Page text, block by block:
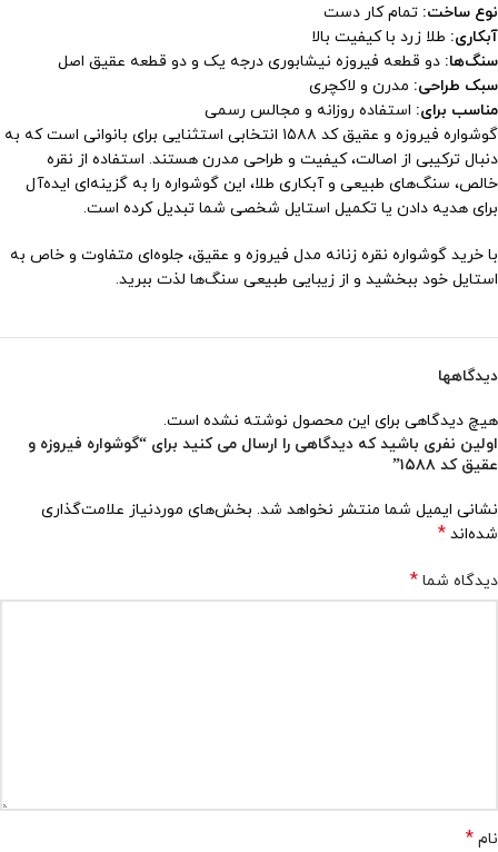
نوع ساخت: تمام کار دست
آبکاری: طلا زرد با کیفیت بالا
سنگ‌ها: دو قطعه فیروزه نیشابوری درجه یک و دو قطعه عقیق اصل
سبک طراحی: مدرن و لاکچری
مناسب برای: استفاده روزانه و مجالس رسمی
گوشواره فیروزه و عقیق کد ۱۵۸۸ انتخابی استثنایی برای بانوانی است که به
دنبال ترکیبی از اصالت، کیفیت و طراحی مدرن هستند. استفاده از نقره
خالص، سنگ‌های طبیعی و آبکاری طلا، این گوشواره را به گزینه‌ای ایده‌آل
برای هدیه دادن یا تکمیل استایل شخصی شما تبدیل کرده است.
با خرید گوشواره نقره زنانه مدل فیروزه و عقیق، جلوه‌ای متفاوت و خاص به
استایل خود ببخشید و از زیبایی طبیعی سنگ‌ها لذت ببرید.
دیدگاهها
هیچ دیدگاهی برای این محصول نوشته نشده است.
اولین نفری باشید که دیدگاهی را ارسال می کنید برای “گوشواره فیروزه و
عقیق کد ۱۵۸۸”
نشانی ایمیل شما منتشر نخواهد شد. بخش‌های موردنیاز علامت‌گذاری
شده‌اند *
دیدگاه شما *
نام *